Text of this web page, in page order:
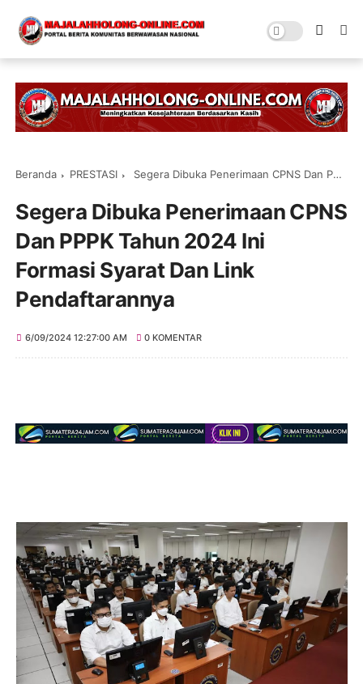
Beranda PRESTASI Segera Dibuka Penerimaan CPNS Dan PPPK Tahun 2024 Ini Formasi Syarat Dan Link Pendaftarannya
Segera Dibuka Penerimaan CPNS
Dan PPPK Tahun 2024 Ini
Formasi Syarat Dan Link
Pendaftarannya
6/09/2024 12:27:00 AM 0 KOMENTAR